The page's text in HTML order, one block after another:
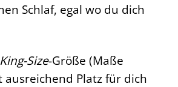
Schlaf, egal wo du dich
King-Size-Größe (Maße
Platz für dich